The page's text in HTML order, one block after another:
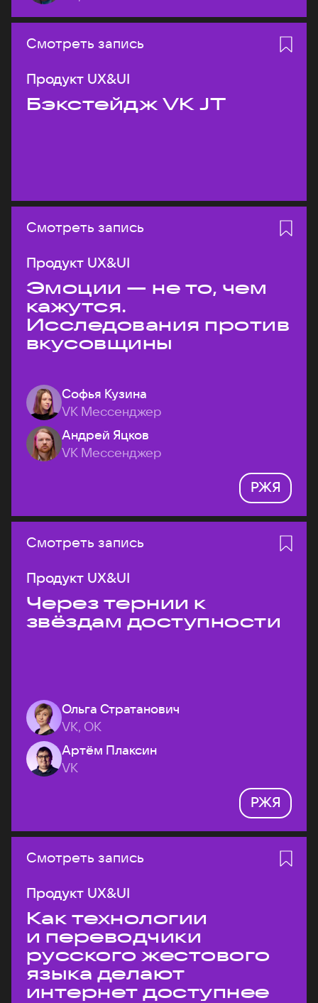
Смотреть запись
Продукт UX&UI
Бэкстейдж VK JT
Смотреть запись
Продукт UX&UI
Эмоции — не то, чем
кажутся.
Исследования против
вкусовщины
Софья Кузина
VK Мессенджер
Андрей Яцков
VK Мессенджер
РЖЯ
Смотреть запись
Продукт UX&UI
Через тернии к
звёздам доступности
Ольга Стратанович
VK, ОК
Артём Плаксин
VK
РЖЯ
Смотреть запись
Продукт UX&UI
Как технологии
и переводчики
русского жестового
языка делают
интернет доступнее